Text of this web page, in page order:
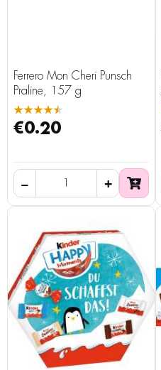
Ferrero Mon Cheri Punsch
Praline, 157 g
★★★★★
€0.20